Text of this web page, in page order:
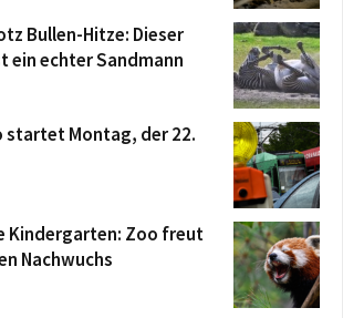
Bullen-Hitze: Dieser
ein echter Sandmann
startet Montag, der 22.
Kindergarten: Zoo freut
Nachwuchs